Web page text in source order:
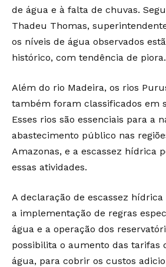
de água e à falta de chuvas.
Thadeu Thomas,
os níveis de água observados
histórico, com tendência de piora.
Além do rio Madeira, os rios
também foram classificados em
Esses rios são essenciais para a
abastecimento público nas
Amazonas, e a escassez hídrica
essas atividades.
A declaração de escassez
a implementação de regras
água e a operação dos
possibilita o aumento das tarifas
água, para cobrir os custos